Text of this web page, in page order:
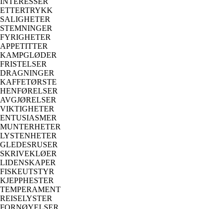
ETTERTRYKK
SALIGHETER
STEMNINGER
FYRIGHETER
APPETITTER
KAMPGLØDER
FRISTELSER
DRAGNINGER
KAFFETØRSTE
HENFØRELSER
AVGJØRELSER
VIKTIGHETER
ENTUSIASMER
MUNTERHETER
LYSTENHETER
GLEDESRUSER
SKRIVEKLØER
LIDENSKAPER
FISKEUTSTYR
KJEPPHESTER
TEMPERAMENT
REISELYSTER
FORNØYELSER